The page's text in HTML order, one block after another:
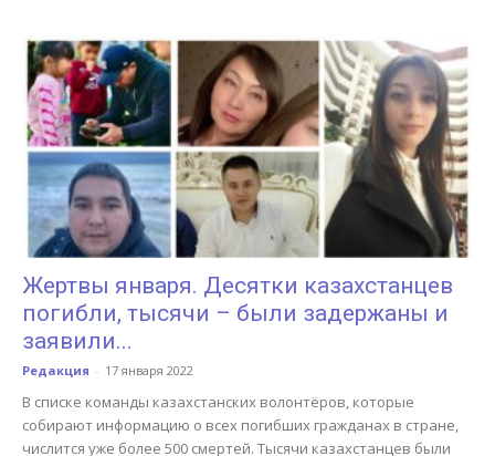
Жертвы января. Десятки казахстанцев
погибли, тысячи – были задержаны и
заявили...
Редакция - 17 января 2022
В списке команды казахстанских волонтёров, которые
собирают информацию о всех погибших гражданах в стране,
числится уже более 500 смертей. Тысячи казахстанцев были